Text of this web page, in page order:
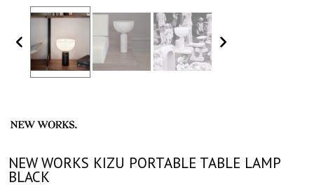
NEW WORKS KIZU PORTABLE TABLE LAMP
BLACK